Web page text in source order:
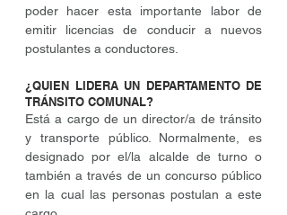
poder hacer esta importante labor de
emitir licencias de conducir a nuevos
postulantes a conductores.
¿QUIEN LIDERA UN DEPARTAMENTO DE
TRÁNSITO COMUNAL?
Está a cargo de un director/a de tránsito
y transporte público. Normalmente, es
designado por el/la alcalde de turno o
también a través de un concurso público
en la cual las personas postulan a este